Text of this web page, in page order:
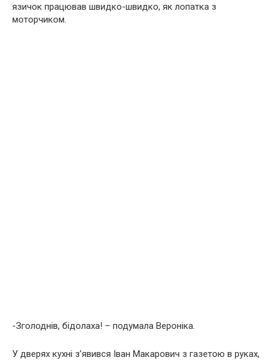
язичок працював швидко-швидко, як лопатка з
моторчиком.
-Зголоднів, бідолаха! – подумала Вероніка.
У дверях кухні з’явився Іван Макарович з газетою в руках,